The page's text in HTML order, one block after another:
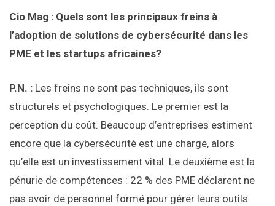
Cio Mag : Quels sont les principaux freins à
l’adoption de solutions de cybersécurité dans les
PME et les startups africaines?
P.N. : Les freins ne sont pas techniques, ils sont
structurels et psychologiques. Le premier est la
perception du coût. Beaucoup d’entreprises estiment
encore que la cybersécurité est une charge, alors
qu’elle est un investissement vital. Le deuxième est la
pénurie de compétences : 22 % des PME déclarent ne
pas avoir de personnel formé pour gérer leurs outils.